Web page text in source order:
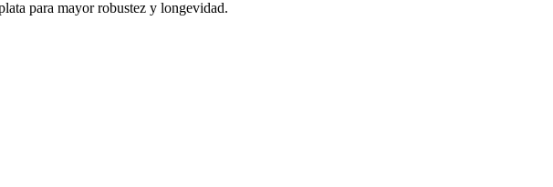
para mayor robustez y longevidad.